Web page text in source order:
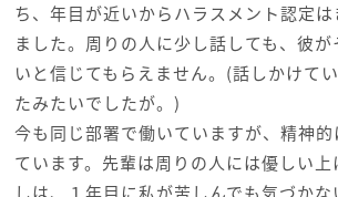
ち、年目が近いからハラスメント認定
ました。周りの人に少し話しても、彼
いと信じてもらえません。(話しかけて
たみたいでしたが。)
今も同じ部署で働いていますが、精神
ています。先輩は周りの人には優しい